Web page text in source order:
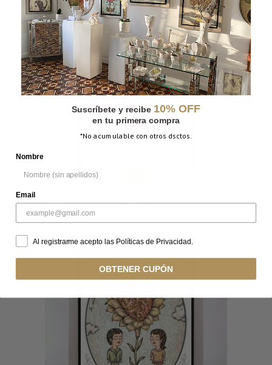
LA LUZ
Suscríbete y recibe 10% OFF
en tu primera compra
*No acumulable con otros dsctos.
Nombre
Email
Al registrarme acepto las Políticas de Privacidad.
OBTENER CUPÓN